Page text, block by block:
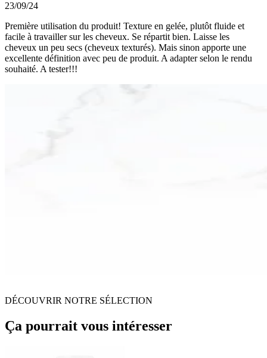
23/09/24
Première utilisation du produit! Texture en gelée, plutôt fluide et
facile à travailler sur les cheveux. Se répartit bien. Laisse les
cheveux un peu secs (cheveux texturés). Mais sinon apporte une
excellente définition avec peu de produit. A adapter selon le rendu
souhaité. A tester!!!
DÉCOUVRIR NOTRE SÉLECTION
Ça pourrait vous intéresser